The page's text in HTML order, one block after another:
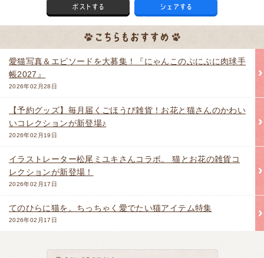
愛猫写真＆エピソードを大募集！『にゃんこのぷにぷに肉球手
帳2027』
2026年02月28日
【予約グッズ】毎月届くごほうび雑貨！お花と猫さんのかわい
いコレクションが新登場♪
2026年02月19日
イラストレーター松尾ミユキさんコラボ。 猫とお花の雑貨コ
レクションが新登場！
2026年02月17日
てのひらに猫を。ちっちゃく愛でたい猫アイテム特集
2026年02月17日